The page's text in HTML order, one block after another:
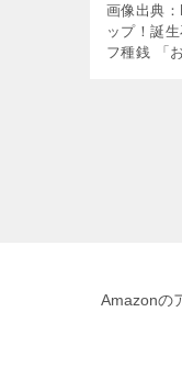
画像出典
ップ！誕
フ種銭 「
Amazonの